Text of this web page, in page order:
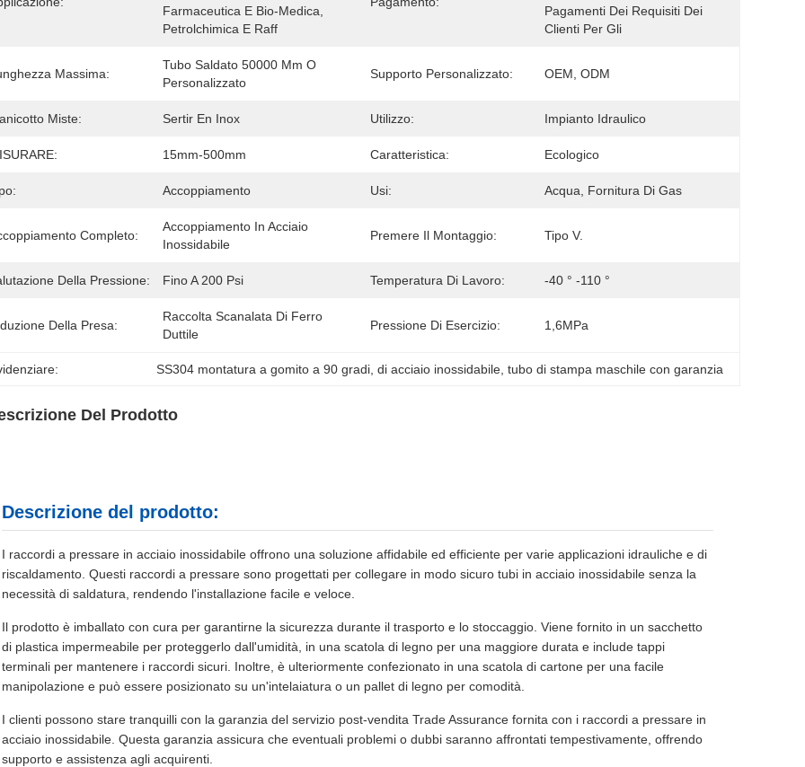
Farmaceutica E Bio-Medica,
Petrolchimica E Raff
Pagamenti Dei Requisiti Dei
Clienti Per Gli
Massima:
Tubo Saldato 50000 Mm O
Personalizzato
Supporto Personalizzato: OEM, ODM
Miste: Sertir En Inox Utilizzo: Impianto Idraulico
15mm-500mm Caratteristica: Ecologico
Accoppiamento Usi: Acqua, Fornitura Di Gas
Completo:
Accoppiamento In Acciaio
Inossidabile
Premere Il Montaggio: Tipo V.
Della Pressione: Fino A 200 Psi Temperatura Di Lavoro: -40 ° -110 °
Della Presa:
Raccolta Scanalata Di Ferro
Duttile
Pressione Di Esercizio: 1,6MPa
SS304 montatura a gomito a 90 gradi , di acciaio inossidabile , tubo di stampa maschile con garanzia
Del Prodotto
Descrizione del prodotto:
I raccordi a pressare in acciaio inossidabile offrono una soluzione affidabile ed efficiente per varie applicazioni idrauliche e di
riscaldamento. Questi raccordi a pressare sono progettati per collegare in modo sicuro tubi in acciaio inossidabile senza la
necessità di saldatura, rendendo l'installazione facile e veloce.
Il prodotto è imballato con cura per garantirne la sicurezza durante il trasporto e lo stoccaggio. Viene fornito in un sacchetto
di plastica impermeabile per proteggerlo dall'umidità, in una scatola di legno per una maggiore durata e include tappi
terminali per mantenere i raccordi sicuri. Inoltre, è ulteriormente confezionato in una scatola di cartone per una facile
manipolazione e può essere posizionato su un'intelaiatura o un pallet di legno per comodità.
I clienti possono stare tranquilli con la garanzia del servizio post-vendita Trade Assurance fornita con i raccordi a pressare in
acciaio inossidabile. Questa garanzia assicura che eventuali problemi o dubbi saranno affrontati tempestivamente, offrendo
supporto e assistenza agli acquirenti.